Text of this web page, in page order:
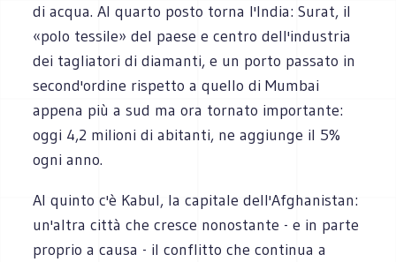
di acqua. Al quarto posto torna l'India: Surat, il
«polo tessile» del paese e centro dell'industria
dei tagliatori di diamanti, e un porto passato in
second'ordine rispetto a quello di Mumbai
appena più a sud ma ora tornato importante:
oggi 4,2 milioni di abitanti, ne aggiunge il 5%
ogni anno.
Al quinto c'è Kabul, la capitale dell'Afghanistan:
un'altra città che cresce nonostante - e in parte
proprio a causa - il conflitto che continua a